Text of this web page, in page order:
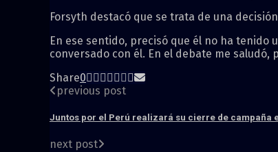
Forsyth destacó que se trata de una
En ese sentido, precisó que él no ha tenido
conversado con él. En el debate me
Share0
previous post
Juntos por el Perú realizará su cierre de campaña
next post